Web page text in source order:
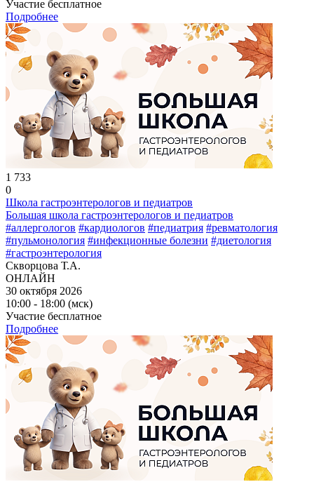
Участие бесплатное
Подробнее
1 733
0
Школа гастроэнтерологов и педиатров
Большая школа гастроэнтерологов и педиатров
#аллергологов #кардиологов #педиатрия #ревматология
#пульмонология #инфекционные болезни #диетология
#гастроэнтерология
Скворцова Т.А.
ОНЛАЙН
30 октября 2026
10:00 - 18:00 (мск)
Участие бесплатное
Подробнее